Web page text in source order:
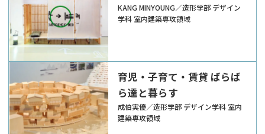
KANG MINYOUNG／造形学部 デザイン
学科 室内建築専攻領域
育児・子育て・賃貸 ばらば
ら達と暮らす
成伯実優／造形学部 デザイン学科 室内
建築専攻領域